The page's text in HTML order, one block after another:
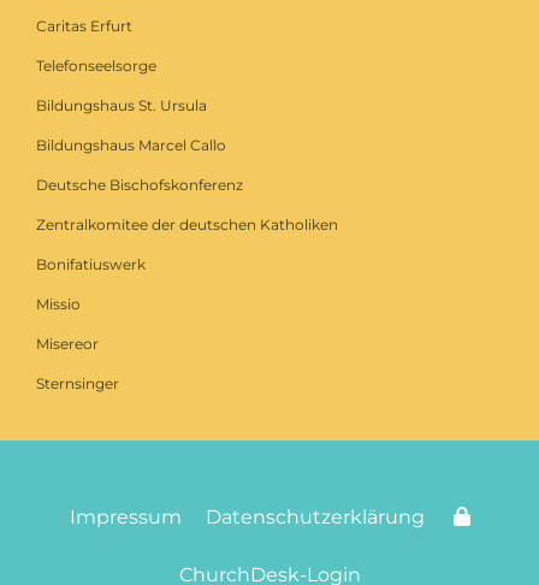
Caritas Erfurt
Telefonseelsorge
Bildungshaus St. Ursula
Bildungshaus Marcel Callo
Deutsche Bischofskonferenz
Zentralkomitee der deutschen Katholiken
Bonifatiuswerk
Missio
Misereor
Sternsinger
Impressum Datenschutzerklärung
ChurchDesk-Login